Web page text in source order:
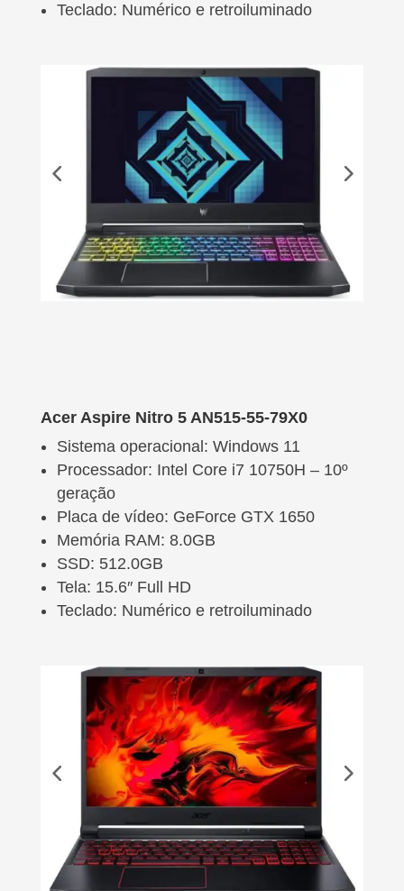
Teclado: Numérico e retroiluminado
Acer Aspire Nitro 5 AN515-55-79X0
Sistema operacional: Windows 11
Processador: Intel Core i7 10750H – 10º
geração
Placa de vídeo: GeForce GTX 1650
Memória RAM: 8.0GB
SSD: 512.0GB
Tela: 15.6″ Full HD
Teclado: Numérico e retroiluminado